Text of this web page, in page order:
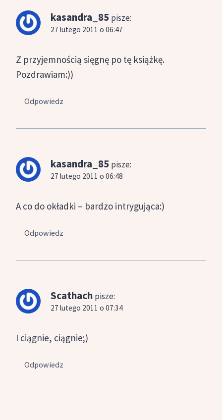
kasandra_85 pisze:
27 lutego 2011 o 06:47
Z przyjemnością sięgnę po tę książkę.
Pozdrawiam:))
Odpowiedz
kasandra_85 pisze:
27 lutego 2011 o 06:48
A co do okładki – bardzo intrygująca:)
Odpowiedz
Scathach pisze:
27 lutego 2011 o 07:34
I ciągnie, ciągnie;)
Odpowiedz